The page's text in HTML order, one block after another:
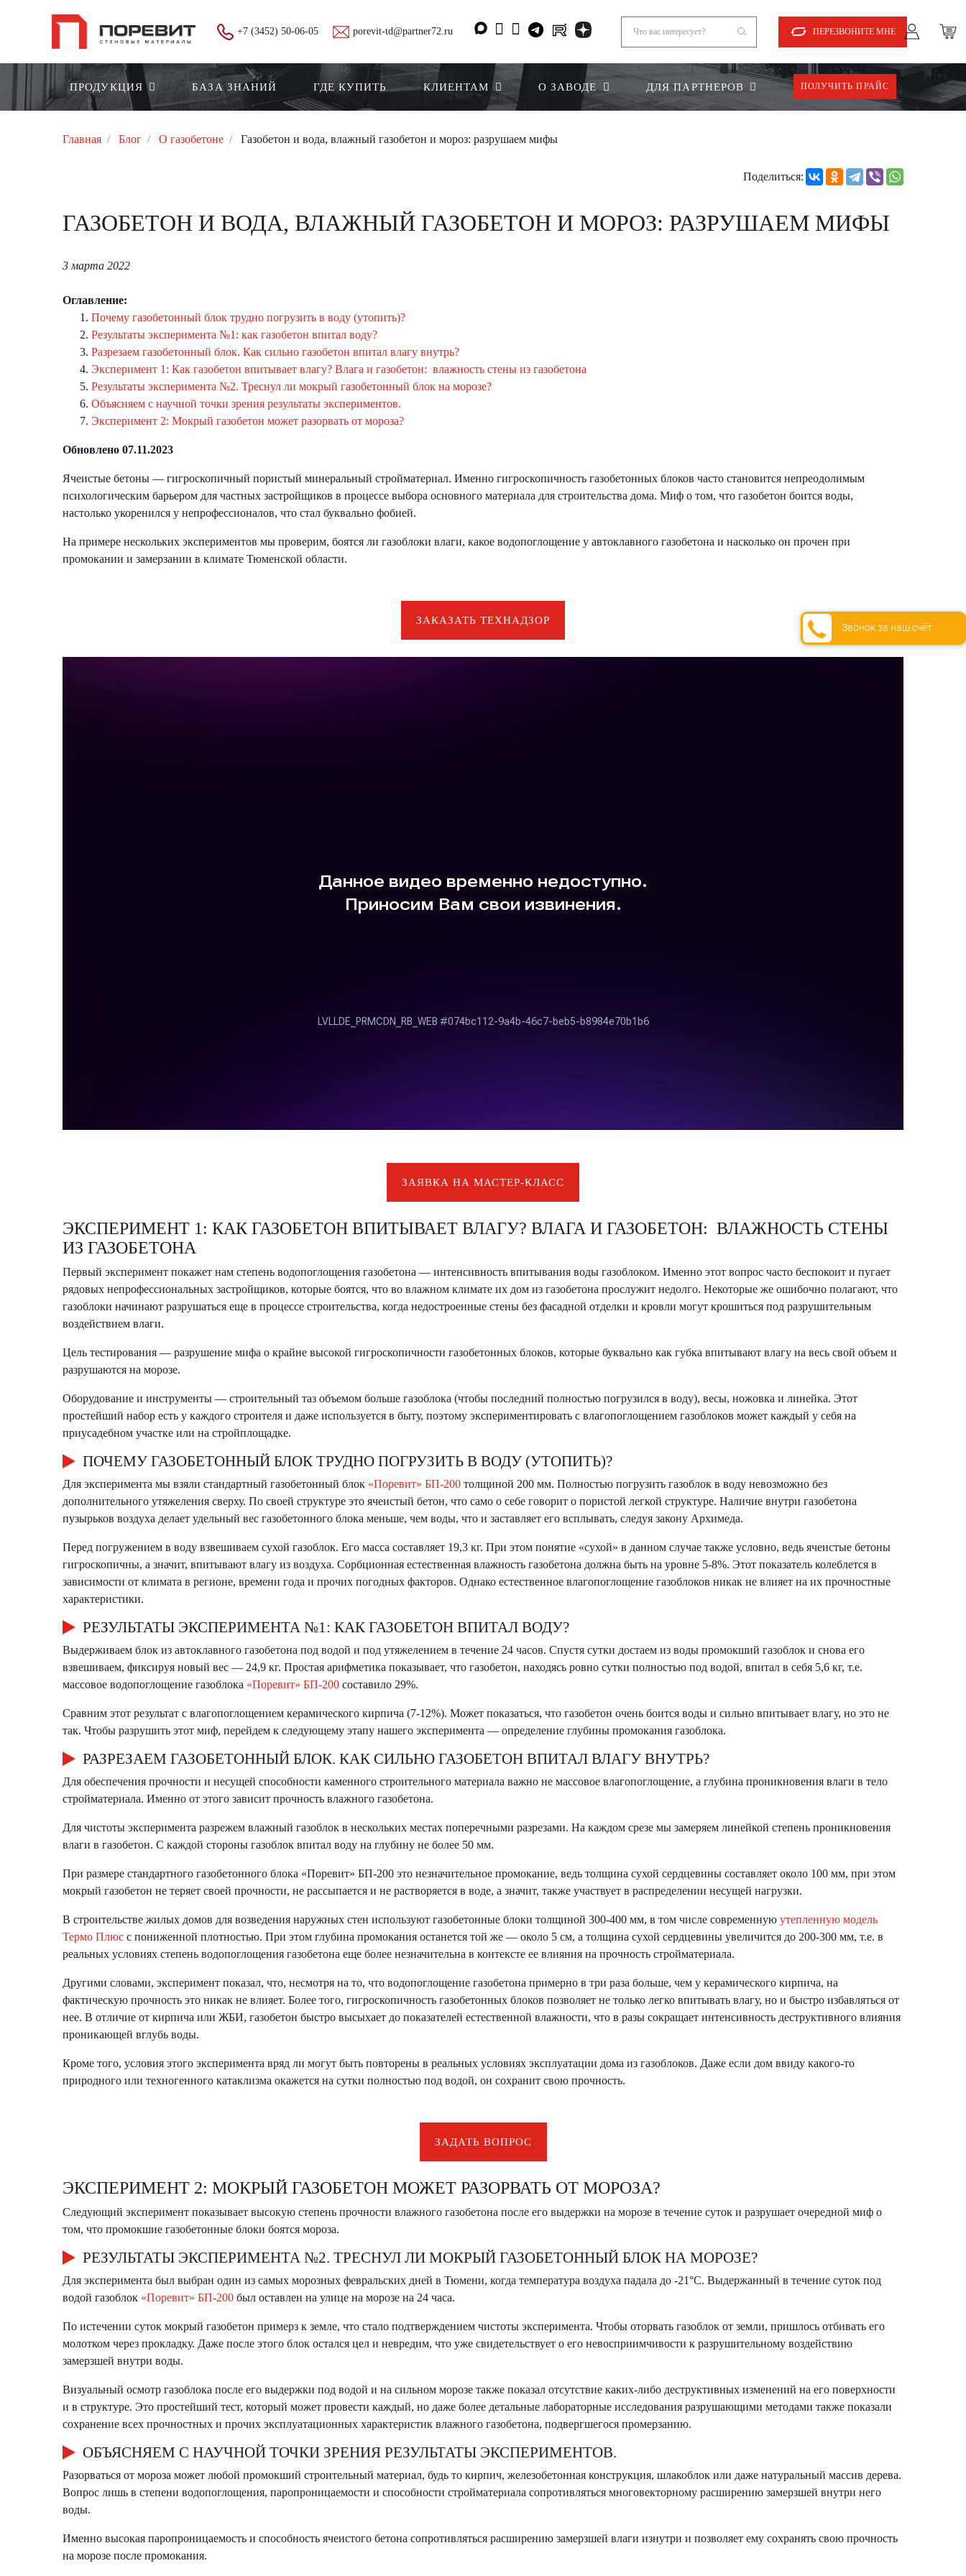
+7 (3452) 50-06-05 porevit-td@partner72.ru ПЕРЕЗВОНИТЕ МНЕ
ПРОДУКЦИЯ БАЗА ЗНАНИЙ ГДЕ КУПИТЬ КЛИЕНТАМ О ЗАВОДЕ ДЛЯ ПАРТНЕРОВ ПОЛУЧИТЬ ПРАЙС
Главная Блог О газобетоне Газобетон и вода, влажный газобетон и мороз: разрушаем мифы
Поделиться:
ГАЗОБЕТОН И ВОДА, ВЛАЖНЫЙ ГАЗОБЕТОН И МОРОЗ: РАЗРУШАЕМ МИФЫ
3 марта 2022
Оглавление:
Почему газобетонный блок трудно погрузить в воду (утопить)?
Результаты эксперимента №1: как газобетон впитал воду?
Разрезаем газобетонный блок. Как сильно газобетон впитал влагу внутрь?
Эксперимент 1: Как газобетон впитывает влагу? Влага и газобетон: влажность стены из газобетона
Результаты эксперимента №2. Треснул ли мокрый газобетонный блок на морозе?
Объясняем с научной точки зрения результаты экспериментов.
Эксперимент 2: Мокрый газобетон может разорвать от мороза?
Обновлено 07.11.2023
Ячеистые бетоны — гигроскопичный пористый минеральный стройматериал. Именно гигроскопичность газобетонных блоков часто становится непреодолимым
психологическим барьером для частных застройщиков в процессе выбора основного материала для строительства дома. Миф о том, что газобетон боится воды,
настолько укоренился у непрофессионалов, что стал буквально фобией.
На примере нескольких экспериментов мы проверим, боятся ли газоблоки влаги, какое водопоглощение у автоклавного газобетона и насколько он прочен при
промокании и замерзании в климате Тюменской области.
ЗАКАЗАТЬ ТЕХНАДЗОР
ЗАЯВКА НА МАСТЕР-КЛАСС
ЭКСПЕРИМЕНТ 1: КАК ГАЗОБЕТОН ВПИТЫВАЕТ ВЛАГУ? ВЛАГА И ГАЗОБЕТОН: ВЛАЖНОСТЬ СТЕНЫ
ИЗ ГАЗОБЕТОНА
Первый эксперимент покажет нам степень водопоглощения газобетона — интенсивность впитывания воды газоблоком. Именно этот вопрос часто беспокоит и пугает
рядовых непрофессиональных застройщиков, которые боятся, что во влажном климате их дом из газобетона прослужит недолго. Некоторые же ошибочно полагают, что
газоблоки начинают разрушаться еще в процессе строительства, когда недостроенные стены без фасадной отделки и кровли могут крошиться под разрушительным
воздействием влаги.
Цель тестирования — разрушение мифа о крайне высокой гигроскопичности газобетонных блоков, которые буквально как губка впитывают влагу на весь свой объем и
разрушаются на морозе.
Оборудование и инструменты — строительный таз объемом больше газоблока (чтобы последний полностью погрузился в воду), весы, ножовка и линейка. Этот
простейший набор есть у каждого строителя и даже используется в быту, поэтому экспериментировать с влагопоглощением газоблоков может каждый у себя на
приусадебном участке или на стройплощадке.
ПОЧЕМУ ГАЗОБЕТОННЫЙ БЛОК ТРУДНО ПОГРУЗИТЬ В ВОДУ (УТОПИТЬ)?
Для эксперимента мы взяли стандартный газобетонный блок «Поревит» БП-200 толщиной 200 мм. Полностью погрузить газоблок в воду невозможно без
дополнительного утяжеления сверху. По своей структуре это ячеистый бетон, что само о себе говорит о пористой легкой структуре. Наличие внутри газобетона
пузырьков воздуха делает удельный вес газобетонного блока меньше, чем воды, что и заставляет его всплывать, следуя закону Архимеда.
Перед погружением в воду взвешиваем сухой газоблок. Его масса составляет 19,3 кг. При этом понятие «сухой» в данном случае также условно, ведь ячеистые бетоны
гигроскопичны, а значит, впитывают влагу из воздуха. Сорбционная естественная влажность газобетона должна быть на уровне 5-8%. Этот показатель колеблется в
зависимости от климата в регионе, времени года и прочих погодных факторов. Однако естественное влагопоглощение газоблоков никак не влияет на их прочностные
характеристики.
РЕЗУЛЬТАТЫ ЭКСПЕРИМЕНТА №1: КАК ГАЗОБЕТОН ВПИТАЛ ВОДУ?
Выдерживаем блок из автоклавного газобетона под водой и под утяжелением в течение 24 часов. Спустя сутки достаем из воды промокший газоблок и снова его
взвешиваем, фиксируя новый вес — 24,9 кг. Простая арифметика показывает, что газобетон, находясь ровно сутки полностью под водой, впитал в себя 5,6 кг, т.е.
массовое водопоглощение газоблока «Поревит» БП-200 составило 29%.
Сравним этот результат с влагопоглощением керамического кирпича (7-12%). Может показаться, что газобетон очень боится воды и сильно впитывает влагу, но это не
так. Чтобы разрушить этот миф, перейдем к следующему этапу нашего эксперимента — определение глубины промокания газоблока.
РАЗРЕЗАЕМ ГАЗОБЕТОННЫЙ БЛОК. КАК СИЛЬНО ГАЗОБЕТОН ВПИТАЛ ВЛАГУ ВНУТРЬ?
Для обеспечения прочности и несущей способности каменного строительного материала важно не массовое влагопоглощение, а глубина проникновения влаги в тело
стройматериала. Именно от этого зависит прочность влажного газобетона.
Для чистоты эксперимента разрежем влажный газоблок в нескольких местах поперечными разрезами. На каждом срезе мы замеряем линейкой степень проникновения
влаги в газобетон. С каждой стороны газоблок впитал воду на глубину не более 50 мм.
При размере стандартного газобетонного блока «Поревит» БП-200 это незначительное промокание, ведь толщина сухой сердцевины составляет около 100 мм, при этом
мокрый газобетон не теряет своей прочности, не рассыпается и не растворяется в воде, а значит, также участвует в распределении несущей нагрузки.
В строительстве жилых домов для возведения наружных стен используют газобетонные блоки толщиной 300-400 мм, в том числе современную утепленную модель
Термо Плюс с пониженной плотностью. При этом глубина промокания останется той же — около 5 см, а толщина сухой сердцевины увеличится до 200-300 мм, т.е. в
реальных условиях степень водопоглощения газобетона еще более незначительна в контексте ее влияния на прочность стройматериала.
Другими словами, эксперимент показал, что, несмотря на то, что водопоглощение газобетона примерно в три раза больше, чем у керамического кирпича, на
фактическую прочность это никак не влияет. Более того, гигроскопичность газобетонных блоков позволяет не только легко впитывать влагу, но и быстро избавляться от
нее. В отличие от кирпича или ЖБИ, газобетон быстро высыхает до показателей естественной влажности, что в разы сокращает интенсивность деструктивного влияния
проникающей вглубь воды.
Кроме того, условия этого эксперимента вряд ли могут быть повторены в реальных условиях эксплуатации дома из газоблоков. Даже если дом ввиду какого-то
природного или техногенного катаклизма окажется на сутки полностью под водой, он сохранит свою прочность.
ЗАДАТЬ ВОПРОС
ЭКСПЕРИМЕНТ 2: МОКРЫЙ ГАЗОБЕТОН МОЖЕТ РАЗОРВАТЬ ОТ МОРОЗА?
Следующий эксперимент показывает высокую степень прочности влажного газобетона после его выдержки на морозе в течение суток и разрушает очередной миф о
том, что промокшие газобетонные блоки боятся мороза.
РЕЗУЛЬТАТЫ ЭКСПЕРИМЕНТА №2. ТРЕСНУЛ ЛИ МОКРЫЙ ГАЗОБЕТОННЫЙ БЛОК НА МОРОЗЕ?
Для эксперимента был выбран один из самых морозных февральских дней в Тюмени, когда температура воздуха падала до -21°С. Выдержанный в течение суток под
водой газоблок «Поревит» БП-200 был оставлен на улице на морозе на 24 часа.
По истечении суток мокрый газобетон примерз к земле, что стало подтверждением чистоты эксперимента. Чтобы оторвать газоблок от земли, пришлось отбивать его
молотком через прокладку. Даже после этого блок остался цел и невредим, что уже свидетельствует о его невосприимчивости к разрушительному воздействию
замерзшей внутри воды.
Визуальный осмотр газоблока после его выдержки под водой и на сильном морозе также показал отсутствие каких-либо деструктивных изменений на его поверхности
и в структуре. Это простейший тест, который может провести каждый, но даже более детальные лабораторные исследования разрушающими методами также показали
сохранение всех прочностных и прочих эксплуатационных характеристик влажного газобетона, подвергшегося промерзанию.
ОБЪЯСНЯЕМ С НАУЧНОЙ ТОЧКИ ЗРЕНИЯ РЕЗУЛЬТАТЫ ЭКСПЕРИМЕНТОВ.
Разорваться от мороза может любой промокший строительный материал, будь то кирпич, железобетонная конструкция, шлакоблок или даже натуральный массив дерева.
Вопрос лишь в степени водопоглощения, паропроницаемости и способности стройматериала сопротивляться многовекторному расширению замерзшей внутри него
воды.
Именно высокая паропроницаемость и способность ячеистого бетона сопротивляться расширению замерзшей влаги изнутри и позволяет ему сохранять свою прочность
на морозе после промокания.
Звонок за наш счёт